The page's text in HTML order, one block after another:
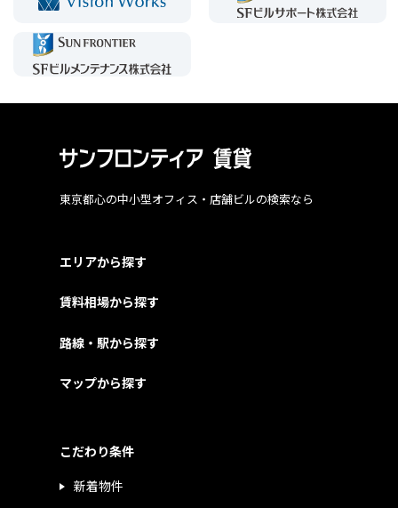
東京都心の中小型オフィス・店舗ビルの検索なら
エリアから探す
賃料相場から探す
路線・駅から探す
マップから探す
こだわり条件
新着物件